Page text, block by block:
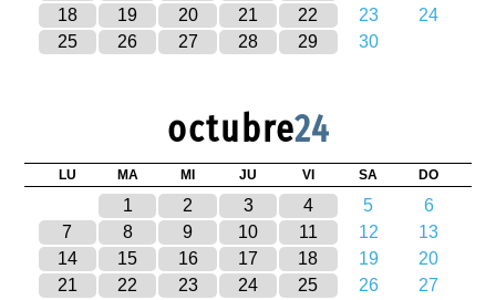
18
19 20 21 22 23
24
25
26 27 28 29 30
octubre24
LU MA MI JU VI SA DO
1 2 3 4 5
6
7
8 9 10 11 12
13
14
15 16 17 18 19
20
21
22 23 24 25 26
27